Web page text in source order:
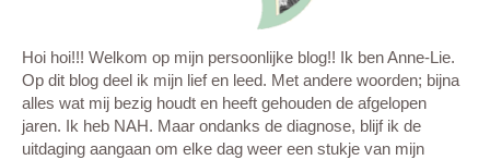
Hoi hoi!!! Welkom op mijn persoonlijke blog!! Ik ben Anne-Lie.
Op dit blog deel ik mijn lief en leed. Met andere woorden; bijna
alles wat mij bezig houdt en heeft gehouden de afgelopen
jaren. Ik heb NAH. Maar ondanks de diagnose, blijf ik de
uitdaging aangaan om elke dag weer een stukje van mijn